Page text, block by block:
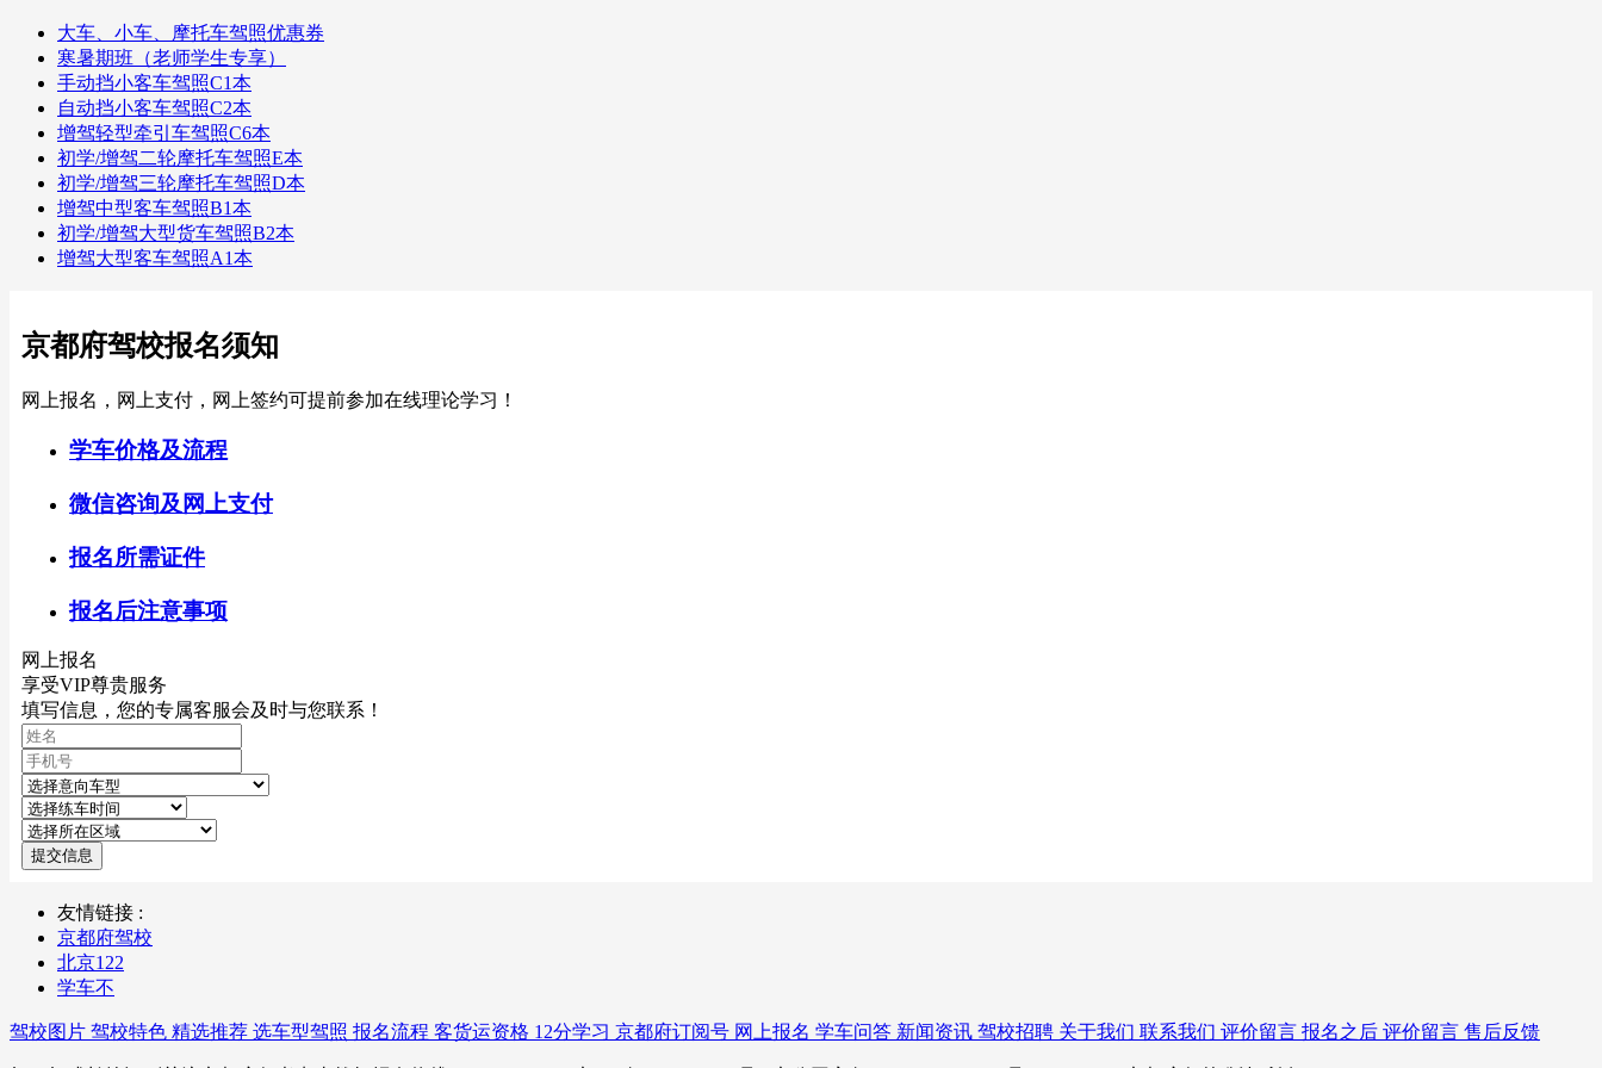
大车、小车、摩托车驾照优惠券
寒暑期班（老师学生专享）
手动挡小客车驾照C1本
自动挡小客车驾照C2本
增驾轻型牵引车驾照C6本
初学/增驾二轮摩托车驾照E本
初学/增驾三轮摩托车驾照D本
增驾中型客车驾照B1本
初学/增驾大型货车驾照B2本
增驾大型客车驾照A1本
京都府驾校报名须知
网上报名，网上支付，网上签约可提前参加在线理论学习！
学车价格及流程
微信咨询及网上支付
报名所需证件
报名后注意事项
网上报名
享受VIP尊贵服务
填写信息，您的专属客服会及时与您联系！
提交信息
友情链接 :
京都府驾校
北京122
学车不
驾校图片 驾校特色 精选推荐 选车型驾照 报名流程 客货运资格 12分学习 京都府订阅号 网上报名 学车问答 新闻资讯 驾校招聘 关于我们 联系我们 评价留言 报名之后 评价留言 售后反馈